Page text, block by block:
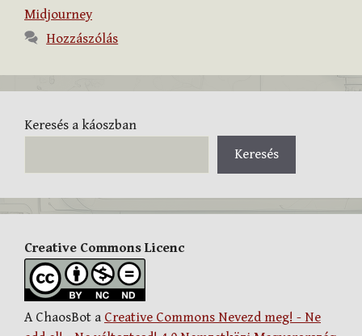
Midjourney
Hozzászólás
Keresés a káoszban
Keresés
Creative Commons Licenc
A ChaosBot a Creative Commons Nevezd meg! - Ne